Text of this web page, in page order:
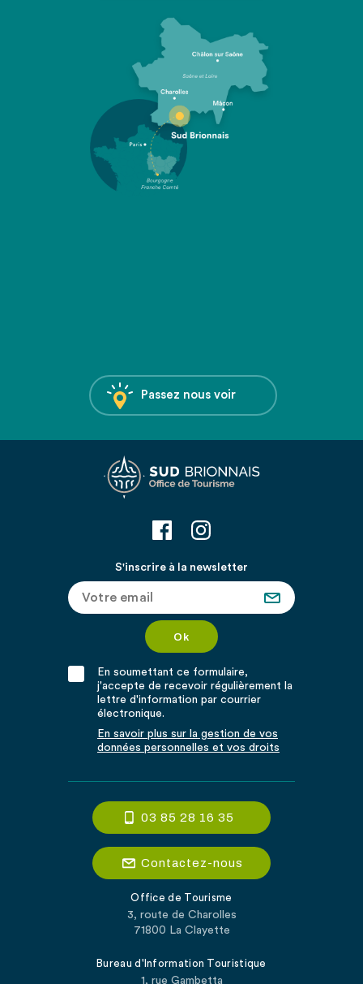
Passez nous voir
S'inscrire à la newsletter
En soumettant ce formulaire,
j'accepte de recevoir régulièrement la
lettre d'information par courrier
électronique.
En savoir plus sur la gestion de vos
données personnelles et vos droits
03 85 28 16 35
Contactez-nous
Office de Tourisme
3, route de Charolles
71800 La Clayette
Bureau d'Information Touristique
1, rue Gambetta